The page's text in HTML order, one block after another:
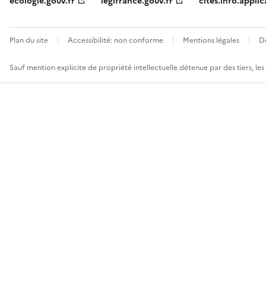
Plan du site Accessibilité: non conforme Mentions légales
Sauf mention explicite de propriété intellectuelle détenue par des tiers,